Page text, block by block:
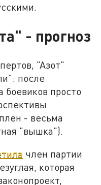
- прогноз
"Азот"
после
просто
- весьма
"вышка").
член партии
которая